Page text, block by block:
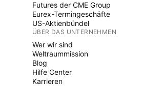
Futures der CME Group
Eurex-Termingeschäfte
US-Aktienbündel
ÜBER DAS UNTERNEHMEN
Wer wir sind
Weltraummission
Blog
Hilfe Center
Karrieren